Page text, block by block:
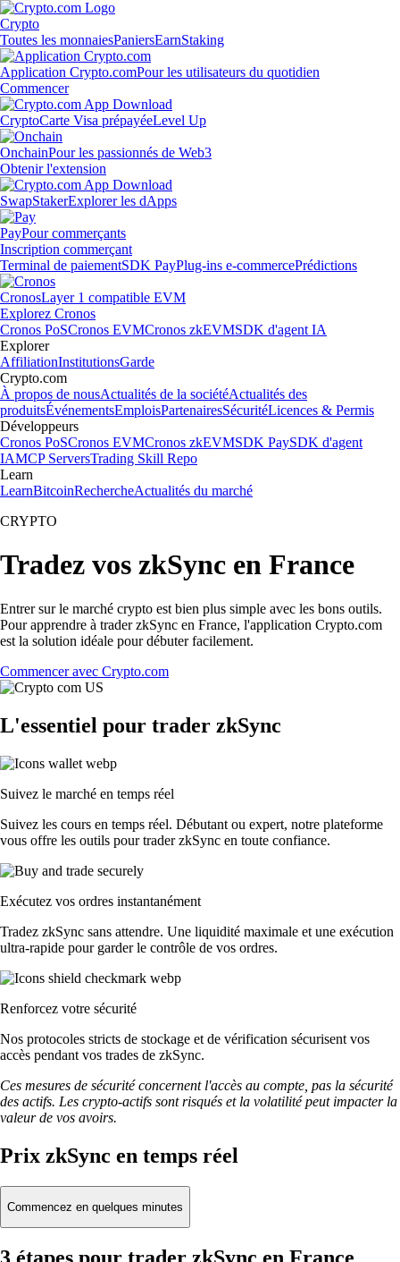
Crypto
Toutes les monnaiesPaniersEarnStaking
Application Crypto.comPour les utilisateurs du quotidien
Commencer
CryptoCarte Visa prépayéeLevel Up
OnchainPour les passionnés de Web3
Obtenir l'extension
SwapStakerExplorer les dApps
PayPour commerçants
Inscription commerçant
Terminal de paiementSDK PayPlug-ins e-commercePrédictions
CronosLayer 1 compatible EVM
Explorez Cronos
Cronos PoSCronos EVMCronos zkEVMSDK d'agent IA
Explorer
AffiliationInstitutionsGarde
Crypto.com
À propos de nousActualités de la sociétéActualités des
produitsÉvénementsEmploisPartenairesSécuritéLicences & Permis
Développeurs
Cronos PoSCronos EVMCronos zkEVMSDK PaySDK d'agent
IAMCP ServersTrading Skill Repo
Learn
LearnBitcoinRechercheActualités du marché
CRYPTO
Tradez vos zkSync en France
Entrer sur le marché crypto est bien plus simple avec les bons outils.
Pour apprendre à trader zkSync en France, l'application Crypto.com
est la solution idéale pour débuter facilement.
Commencer avec Crypto.com
L'essentiel pour trader zkSync
Suivez le marché en temps réel
Suivez les cours en temps réel. Débutant ou expert, notre plateforme
vous offre les outils pour trader zkSync en toute confiance.
Exécutez vos ordres instantanément
Tradez zkSync sans attendre. Une liquidité maximale et une exécution
ultra-rapide pour garder le contrôle de vos ordres.
Renforcez votre sécurité
Nos protocoles stricts de stockage et de vérification sécurisent vos
accès pendant vos trades de zkSync.
Ces mesures de sécurité concernent l'accès au compte, pas la sécurité
des actifs. Les crypto-actifs sont risqués et la volatilité peut impacter la
valeur de vos avoirs.
Prix zkSync en temps réel
Commencez en quelques minutes